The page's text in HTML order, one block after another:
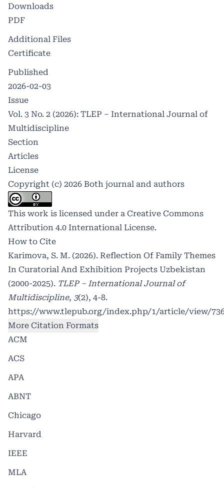
Downloads
PDF
Additional Files
Certificate
Published
2026-02-03
Issue
Vol. 3 No. 2 (2026): TLEP – International Journal of
Multidiscipline
Section
Articles
License
Copyright (c) 2026 Both journal and authors
This work is licensed under a Creative Commons
Attribution 4.0 International License.
How to Cite
Karimova, S. M. (2026). Reflection Of Family Themes
In Curatorial And Exhibition Projects Uzbekistan
(2000-2025). TLEP – International Journal of
Multidiscipline, 3(2), 4-8.
https://www.tlepub.org/index.php/1/article/view/
More Citation Formats
ACM
ACS
APA
ABNT
Chicago
Harvard
IEEE
MLA